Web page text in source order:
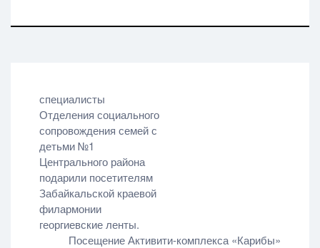
Навигация
по
записям
специалисты
Отделения социального
сопровождения семей с
детьми №1
Центрального района
подарили посетителям
Забайкальской краевой
филармонии
георгиевские ленты.
Посещение Активити-комплекса «Карибы»